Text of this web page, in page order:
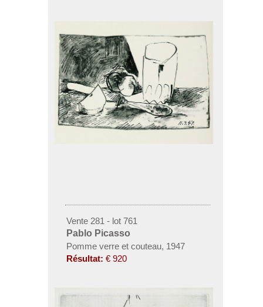
Vente 281 - lot 761
Pablo Picasso
Pomme verre et couteau, 1947
Résultat: € 920